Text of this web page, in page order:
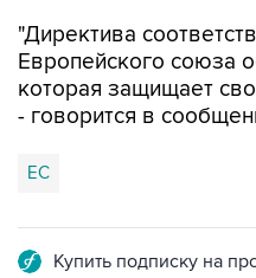
"Директива
Европейского союза
которая защищает
- говорится в
ЕС
Купить подписку на